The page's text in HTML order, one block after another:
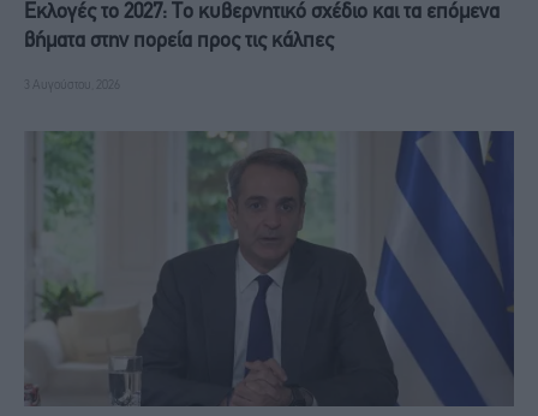
Εκλογές το 2027: Το κυβερνητικό σχέδιο και τα επόμενα
βήματα στην πορεία προς τις κάλπες
3 Αυγούστου, 2026